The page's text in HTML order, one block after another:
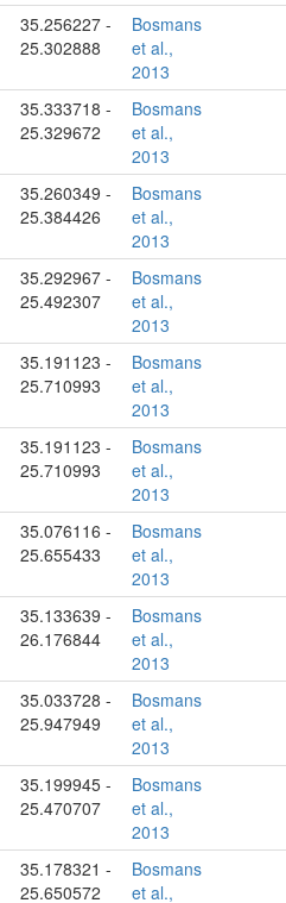
35.256227 -
25.302888
Bosmans
et al.,
2013
35.333718 -
25.329672
Bosmans
et al.,
2013
35.260349 -
25.384426
Bosmans
et al.,
2013
35.292967 -
25.492307
Bosmans
et al.,
2013
35.191123 -
25.710993
Bosmans
et al.,
2013
35.191123 -
25.710993
Bosmans
et al.,
2013
35.076116 -
25.655433
Bosmans
et al.,
2013
35.133639 -
26.176844
Bosmans
et al.,
2013
35.033728 -
25.947949
Bosmans
et al.,
2013
35.199945 -
25.470707
Bosmans
et al.,
2013
35.178321 -
25.650572
Bosmans
et al.,